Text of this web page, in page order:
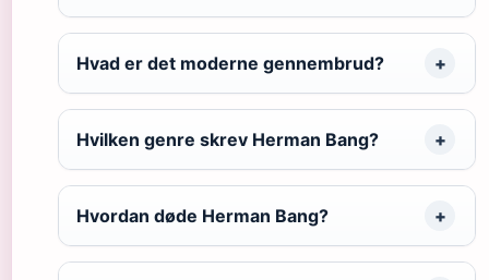
Hvad er det moderne gennembrud?
Hvilken genre skrev Herman Bang?
Hvordan døde Herman Bang?